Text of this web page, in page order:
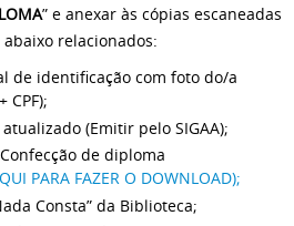
” e anexar às cópias escaneadas
relacionados:
identificação com foto do/a
CPF);
(Emitir pelo SIGAA);
de diploma
PARA FAZER O DOWNLOAD);
Consta” da Biblioteca;